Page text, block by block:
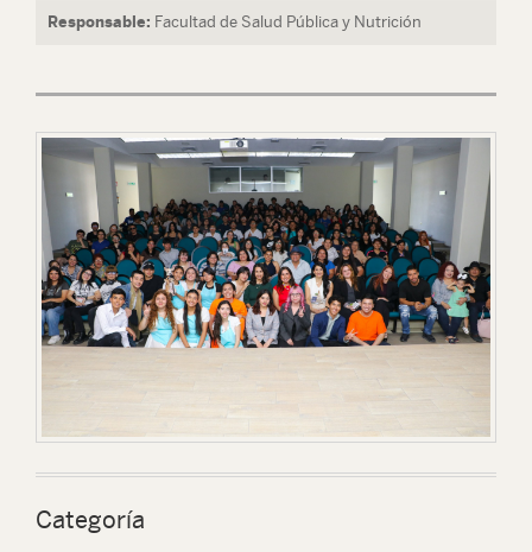
Responsable: Facultad de Salud Pública y Nutrición
Categoría